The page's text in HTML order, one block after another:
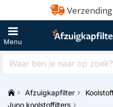
Verzending
Waar
naar
h
Afzuigkapfilter
Juno koolstoffilters